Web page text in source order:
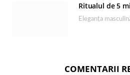
Ritualul de 5
COMENTARII